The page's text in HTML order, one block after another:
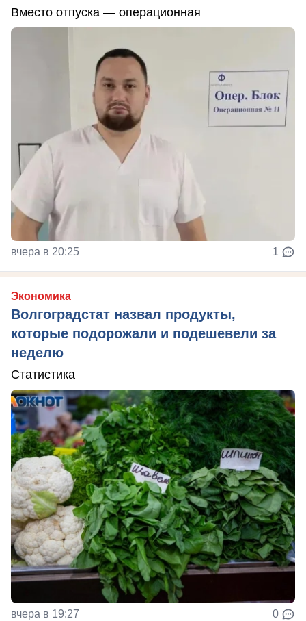
Вместо отпуска — операционная
вчера в 20:25 1
Экономика
Волгоградстат назвал продукты,
которые подорожали и подешевели за
неделю
Статистика
вчера в 19:27 0